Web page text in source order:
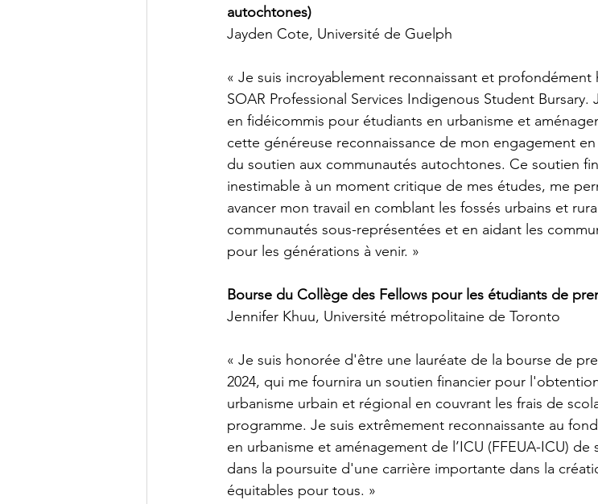
autochtones)
Jayden Cote, Université de Guelph
« Je suis incroyablement reconnaissant et
SOAR Professional Services Indigenous Student
en fidéicommis pour étudiants en urbanisme et
cette généreuse reconnaissance de mon engagement
du soutien aux communautés autochtones. Ce soutien
inestimable à un moment critique de mes études, me
avancer mon travail en comblant les fossés urbains et
communautés sous-représentées et en aidant les
pour les générations à venir. »
Bourse du Collège des Fellows pour les étudiants de
Jennifer Khuu, Université métropolitaine de Toronto
« Je suis honorée d'être une lauréate de la bourse de
2024, qui me fournira un soutien financier pour
urbanisme urbain et régional en couvrant les frais de
programme. Je suis extrêmement reconnaissante au
en urbanisme et aménagement de l’ICU (FFEUA-ICU)
dans la poursuite d'une carrière importante dans la
équitables pour tous. »